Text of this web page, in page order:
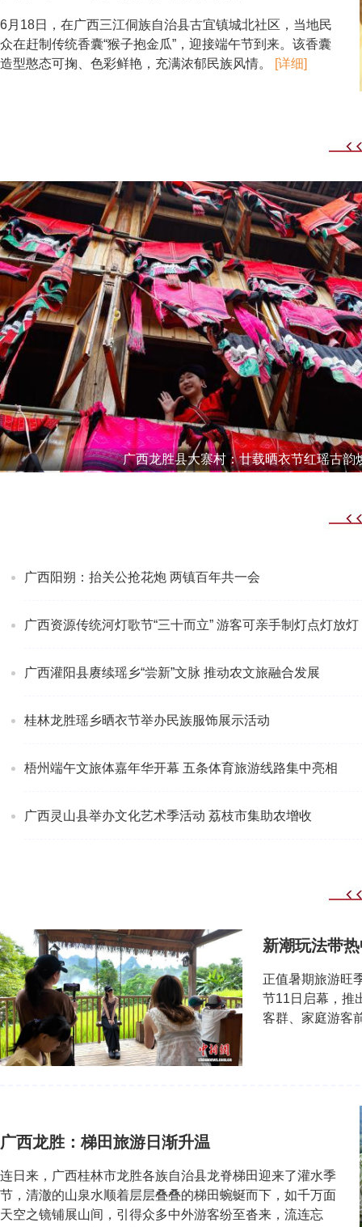
6月18日，在广西三江侗族自治县古宜镇城北社区，当地民
众在赶制传统香囊“猴子抱金瓜”，迎接端午节到来。该香囊
造型憨态可掬、色彩鲜艳，充满浓郁民族风情。
[详细]
广西龙胜县大寨村：廿载晒衣节红瑶古韵
广西阳朔：抬关公抢花炮 两镇百年共一会
广西资源传统河灯歌节“三十而立” 游客可亲手制灯点灯放灯
广西灌阳县赓续瑶乡“尝新”文脉 推动农文旅融合发展
桂林龙胜瑶乡晒衣节举办民族服饰展示活动
梧州端午文旅体嘉年华开幕 五条体育旅游线路集中亮相
广西灵山县举办文化艺术季活动 荔枝市集助农增收
新潮玩法带
正值暑期旅游旺
节11日启幕，推
客群、家庭游客
广西龙胜：梯田旅游日渐升温
连日来，广西桂林市龙胜各族自治县龙脊梯田迎来了灌水季
节，清澈的山泉水顺着层层叠叠的梯田蜿蜒而下，如千万面
天空之镜铺展山间，引得众多中外游客纷至沓来，流连忘